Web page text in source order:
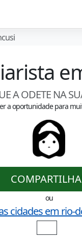
A ODETE NA
a oportunidade para
ou
cidades em rio-